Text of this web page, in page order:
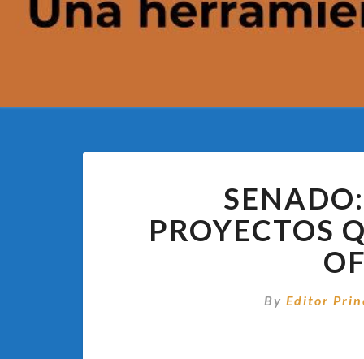
PROYECTOS
By Editor